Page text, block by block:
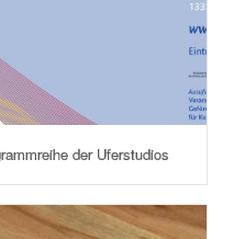
der Uferstudios